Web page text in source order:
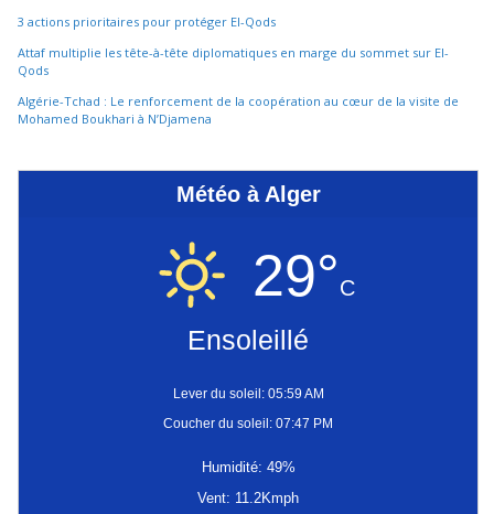
3 actions prioritaires pour protéger El-Qods
Attaf multiplie les tête-à-tête diplomatiques en marge du sommet sur El-
Qods
Algérie-Tchad : Le renforcement de la coopération au cœur de la visite de
Mohamed Boukhari à N’Djamena
Météo à Alger
29°C
Ensoleillé
Lever du soleil: 05:59 AM
Coucher du soleil: 07:47 PM
Humidité: 49%
Vent: 11.2Kmph